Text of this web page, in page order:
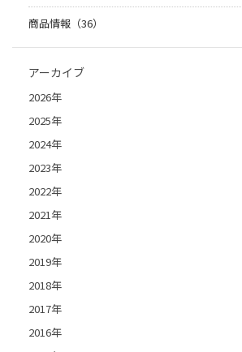
商品情報（36）
アーカイブ
2026年
2025年
2024年
2023年
2022年
2021年
2020年
2019年
2018年
2017年
2016年